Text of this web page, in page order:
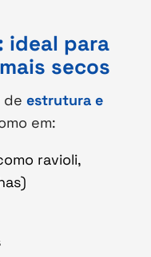
ideal para
secos
deestrutura e
em:
ravioli,